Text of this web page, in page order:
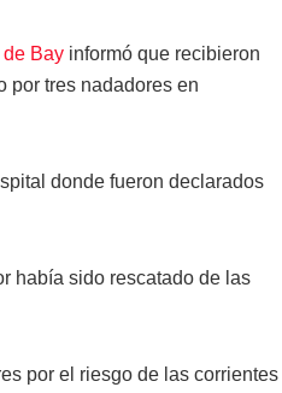
Bay informó que recibieron
por tres nadadores en
donde fueron declarados
había sido rescatado de las
por el riesgo de las corrientes